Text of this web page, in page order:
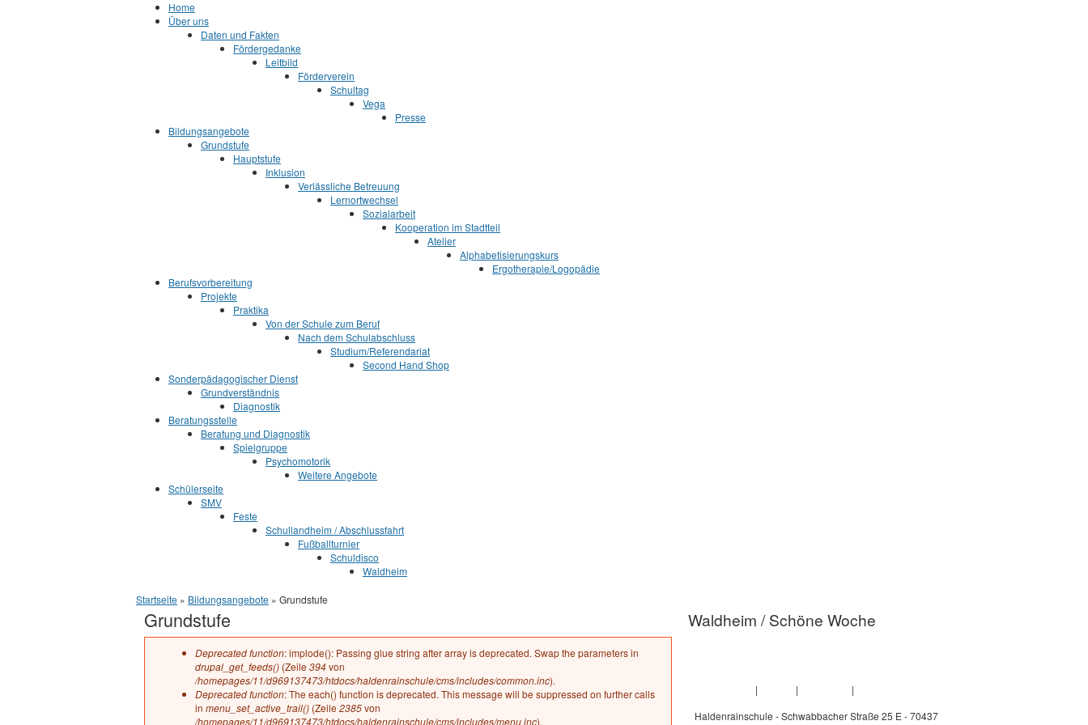
Home
Über uns
Daten und Fakten
Fördergedanke
Leitbild
Förderverein
Schultag
Vega
Presse
Bildungsangebote
Grundstufe
Hauptstufe
Inklusion
Verlässliche Betreuung
Lernortwechsel
Sozialarbeit
Kooperation im Stadtteil
Atelier
Alphabetisierungskurs
Ergotherapie/Logopädie
Berufsvorbereitung
Projekte
Praktika
Von der Schule zum Beruf
Nach dem Schulabschluss
Studium/Referendariat
Second Hand Shop
Sonderpädagogischer Dienst
Grundverständnis
Diagnostik
Beratungsstelle
Beratung und Diagnostik
Spielgruppe
Psychomotorik
Weitere Angebote
Schülerseite
SMV
Feste
Schullandheim / Abschlussfahrt
Fußballturnier
Schuldisco
Waldheim
Sie sind hier
Startseite » Bildungsangebote » Grundstufe
Grundstufe
Fehlermeldung
Deprecated function: implode(): Passing glue string after array is deprecated. Swap the parameters in
drupal_get_feeds() (Zeile 394von
/homepages/11/d969137473/htdocs/haldenrainschule/cms/includes/common.inc).
Deprecated function: The each() function is deprecated. This message will be suppressed on further calls
in menu_set_active_trail() (Zeile 2385von
/homepages/11/d969137473/htdocs/haldenrainschule/cms/includes/menu.inc).
Waldheim / Schöne Woche
| | |
Haldenrainschule - Schwabbacher Straße 25 E - 70437